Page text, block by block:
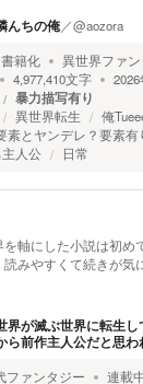
んちの俺／@aozora
書籍化
異世界ファ
4,977,410文字
暴力描写有り
異世界転生
俺
素とヤンデレ？要素有
主人公 日常
軸にした小説は初め
みやすくて続きが気
界が滅ぶ世界に転生
ら前作主人公だと思わ
ファンタジー 連載